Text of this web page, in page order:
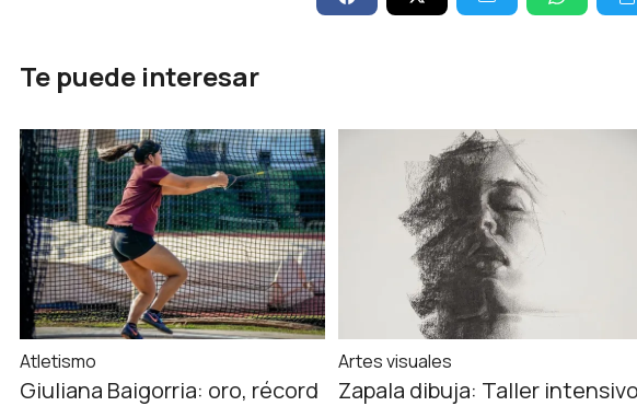
Te puede interesar
Atletismo
Giuliana Baigorria: oro, récord
Artes visuales
Zapala dibuja: Taller intensivo